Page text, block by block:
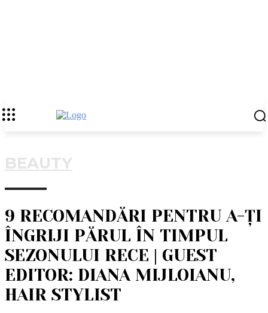
BEAUTY
9 RECOMANDĂRI PENTRU A-ȚI
ÎNGRIJI PĂRUL ÎN TIMPUL
SEZONULUI RECE | GUEST
EDITOR: DIANA MIJLOIANU,
HAIR STYLIST